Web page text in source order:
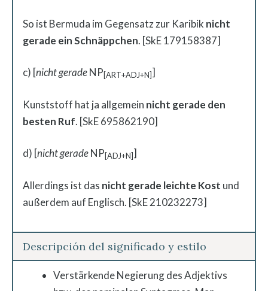
So ist Bermuda im Gegensatz zur Karibik nicht
gerade ein Schnäppchen. [SkE 179158387]
c) [nicht geradeNP[ART+ADJ+N]]
Kunststoff hat ja allgemein nicht gerade den
besten Ruf. [SkE 695862190]
d) [nicht geradeNP[ADJ+N]]
Allerdings ist das nicht gerade leichte Kost und
außerdem auf Englisch. [SkE 210232273]
Descripción del significado y estilo
Verstärkende Negierung des Adjektivs